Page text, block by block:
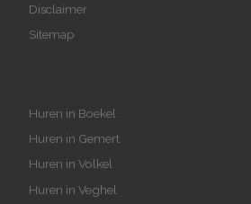
Disclaimer
Sitemap
Huren in Boekel
Huren in Gemert
Huren in Volkel
Huren in Veghel